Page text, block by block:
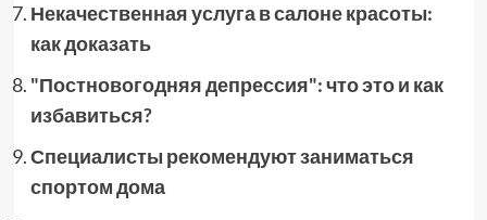
Некачественная услуга в салоне красоты:
как доказать
"Постновогодняя депрессия": что это и как
избавиться?
Специалисты рекомендуют заниматься
спортом дома